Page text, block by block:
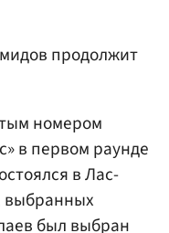
продолжит
номером
в первом раунде
в Лас-
выбранных
был выбран